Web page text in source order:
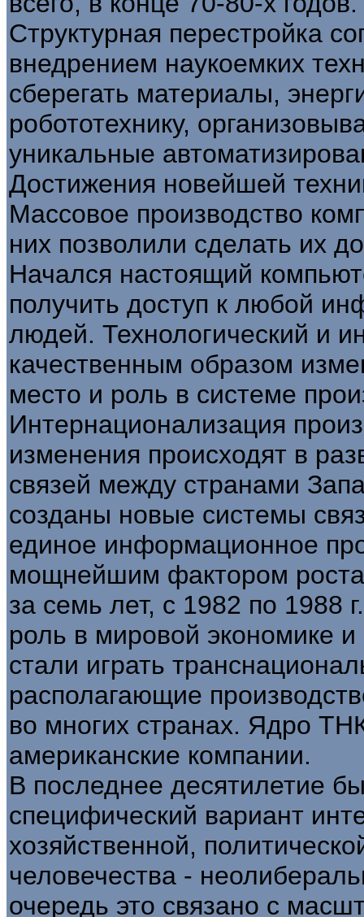
Структурная перестройка
внедрением наукоемких
сберегать материалы,
робототехнику,
уникальные
Достижения новейшей
Массовое производство
них позволили сделать их
Начался настоящий
получить доступ к любой
людей. Технологический и
качественным образом
место и роль в системе
Интернационализация
изменения происходят в
связей между странами
созданы новые системы
единое информационное
мощнейшим фактором
за семь лет, с 1982 по
роль в мировой экономике
стали играть
располагающие
во многих странах. Ядро
американские компании.
В последнее десятилетие
специфический вариант
хозяйственной,
человечества -
очередь это связано с